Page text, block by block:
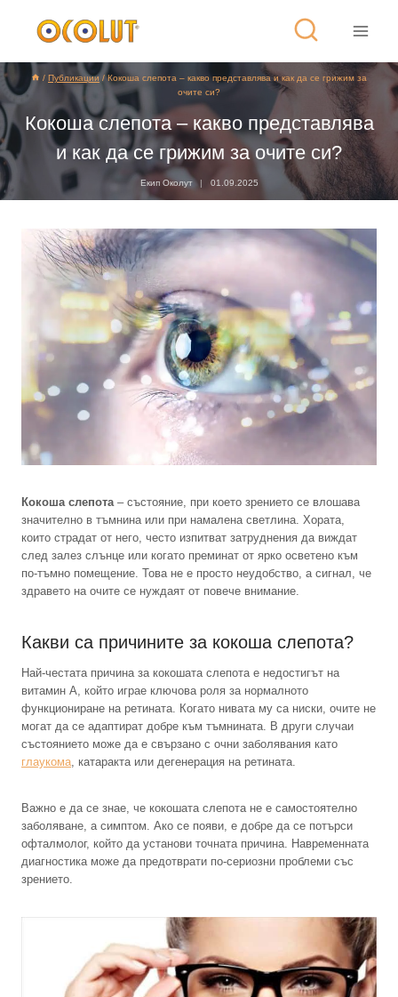
/ Публикации / Кокоша слепота – какво представлява и как да се грижим за
очите си?
Кокоша слепота – какво представлява
и как да се грижим за очите си?
Екип Околут 01.09.2025
Кокоша слепота– състояние, при което зрението се влошава
значително в тъмнина или при намалена светлина. Хората,
които страдат от него, често изпитват затруднения да виждат
след залез слънце или когато преминат от ярко осветено към
по-тъмно помещение. Това не е просто неудобство, а сигнал, че
здравето на очите се нуждаят от повече внимание.
Какви са причините за кокоша слепота?
Най-честата причина за кокошата слепота е недостигът на
витамин А, който играе ключова роля за нормалното
функциониране на ретината. Когато нивата му са ниски, очите не
могат да се адаптират добре към тъмнината. В други случаи
състоянието може да е свързано с очни заболявания като
глаукома, катаракта или дегенерация на ретината.
Важно е да се знае, че кокошата слепота не е самостоятелно
заболяване, а симптом. Ако се появи, е добре да се потърси
офталмолог, който да установи точната причина. Навременната
диагностика може да предотврати по-сериозни проблеми със
зрението.